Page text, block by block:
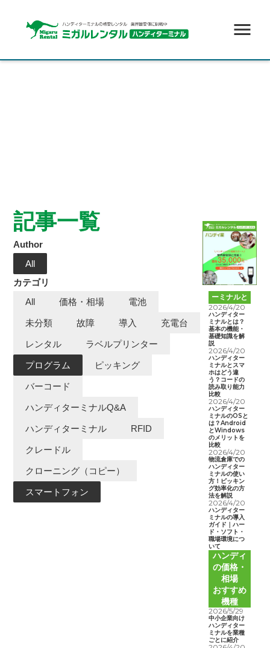
記事一覧
Author
All
カテゴリ
All
価格・相場 電池
未分類 故障 導入 充電台
レンタル ラベルプリンター
プログラム ピッキング
バーコード
ハンディターミナルQ&A
ハンディターミナル RFID
クレードル
クローニング（コピー）
スマートフォン
ハンディタ
ーミナルと
は
2026/4/20
ハンディター
ミナルとは？
基本の機能・
基礎知識を解
説
2026/4/20
ハンディター
ミナルとスマ
ホはどう違
う？コードの
読み取り能力
比較
2026/4/20
ハンディター
ミナルのOSと
は？Android
とWindows
のメリットを
比較
2026/4/20
物流倉庫での
ハンディター
ミナルの使い
方！ピッキン
グ効率化の方
法を解説
2026/4/20
ハンディター
ミナルの導入
ガイド｜ハー
ド・ソフト・
職場環境につ
いて
ハンディ
の価格・
相場
おすすめ
機種
2026/5/29
中小企業向け
ハンディター
ミナルを業種
ごとに紹介
menu